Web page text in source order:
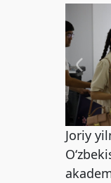
Joriy